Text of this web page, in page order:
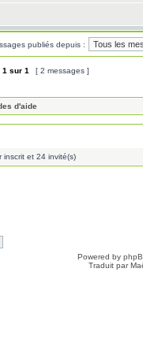
publiés depuis :
1 sur 1 [ 2 messages ]
d'aide
inscrit et 24 invité(s)
Powered by
Traduit par